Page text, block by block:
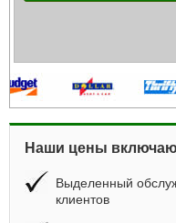
Наши цены
Выделенный
клиентов